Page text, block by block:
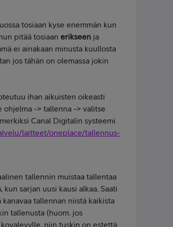
tosiaan kyse enemmän kun
pitää tosiaan erikseen ja
ei ainakaan minusta kuullosta
jos tähän on olemassa jokin
ihan aikuisten oikeasti
-> tallenna -> valitse
Canal Digitalin systeemi
laitteet/oneplace/tallennus-
tallennin muistaa tallentaa
sarjan uusi kausi alkaa. Saati
tallennan niistä kaikista
tallenusta (huom. jos
niin tuskin on estettä